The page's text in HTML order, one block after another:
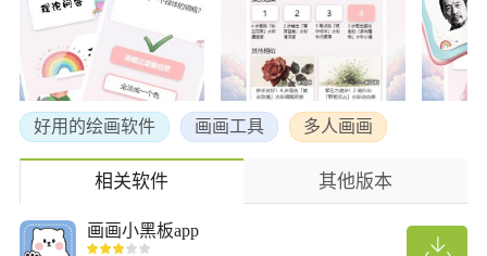
好用的绘画软件 画画工具 多人画画
相关软件 其他版本
画画小黑板app